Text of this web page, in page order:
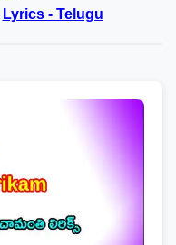
Lyrics - Telugu